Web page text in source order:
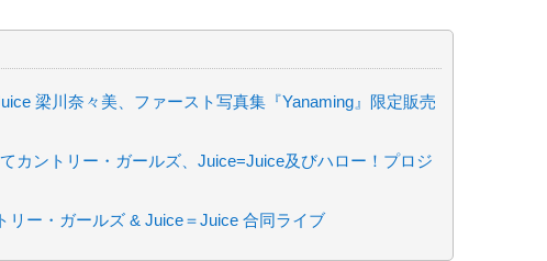
梁川奈々美、ファースト写真集『Yanaming』限定販売
カントリー・ガールズ、Juice=Juice及びハロー！プロジ
リー・ガールズ & Juice＝Juice 合同ライブ